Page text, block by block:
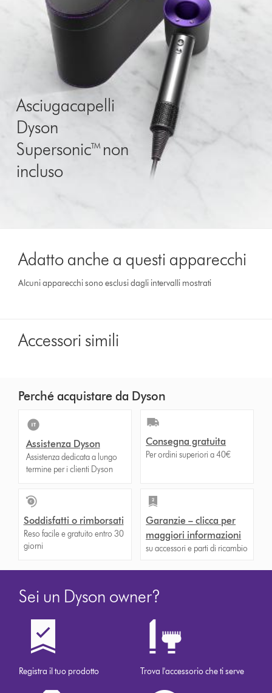
Asciugacapelli
Dyson
Supersonic™ non
incluso
Adatto anche a questi apparecchi
Alcuni apparecchi sono esclusi dagli intervalli mostrati
Accessori simili
Perché acquistare da Dyson
Assistenza Dyson
Assistenza dedicata a lungo
termine per i clienti Dyson
Consegna gratuita
Per ordini superiori a 40€
Soddisfatti o rimborsati
Reso facile e gratuito entro 30
giorni
Garanzie – clicca per
maggiori informazioni
su accessori e parti di ricambio
Sei un Dyson owner?
Registra il tuo prodotto Trova l'accessorio che ti serve